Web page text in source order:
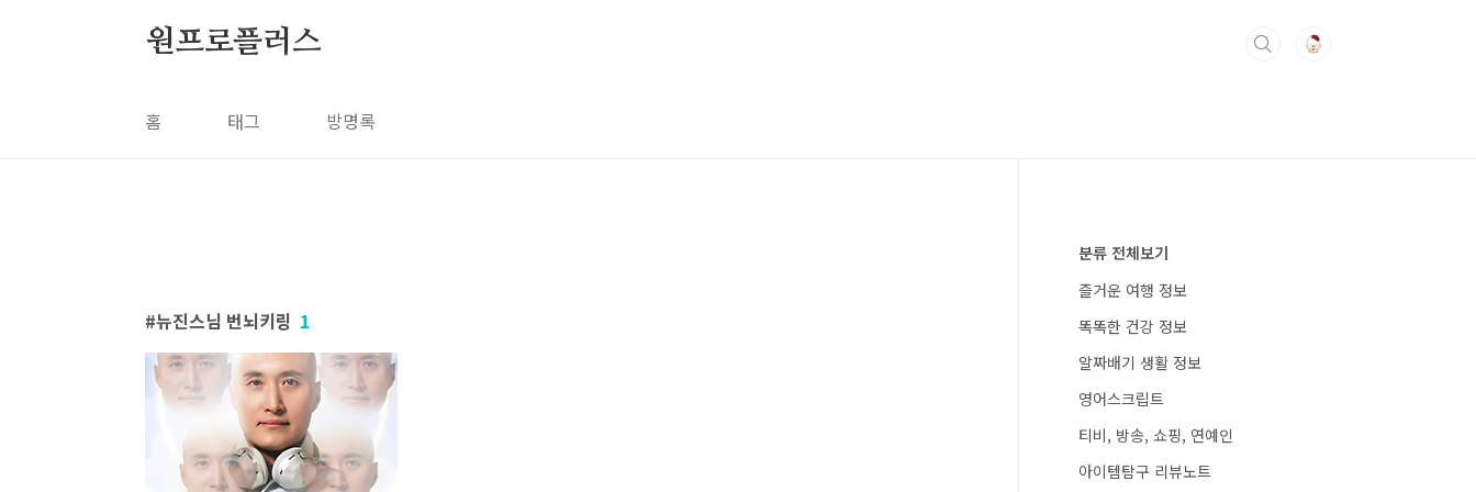
원프로플러스
홈 태그 방명록
뉴진스님 번뇌키링 1
분류 전체보기
즐거운 여행 정보
똑똑한 건강 정보
알짜배기 생활 정보
영어스크립트
티비, 방송, 쇼핑, 연예인
아이템탐구 리뷰노트